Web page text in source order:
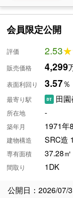
会員限定公開
評価 2.53
販売価格 4,299
表面利回り 3.57％
最寄り駅 田
所在地 -
築年月 1971年
建物構造 SRC造
専有面積 37.28㎡
間取り 1DK
公開日：2026/07/